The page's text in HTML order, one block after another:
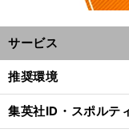
サービス
推奨環境
集英社ID・スポルテ